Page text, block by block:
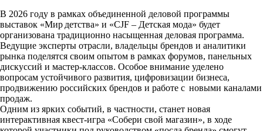
В 2026 году в рамках объединенной деловой программы
выставок «Мир детства» и «CJF – Детская мода» будет
организована традиционно насыщенная деловая программа.
Ведущие эксперты отрасли, владельцы брендов и аналитики
рынка поделятся своим опытом в рамках форумов, панельных
дискуссий и мастер-классов. Особое внимание уделено
вопросам устойчивого развития, цифровизации бизнеса,
продвижению российских брендов и работе с новыми каналами
продаж.
Одним из ярких событий, в частности, станет новая
интерактивная квест-игра «Собери свой магазин», в ходе